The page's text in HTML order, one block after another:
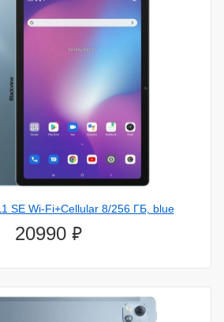
SE Wi-Fi+Cellular 8/256 ГБ, blue
20990 ⃏